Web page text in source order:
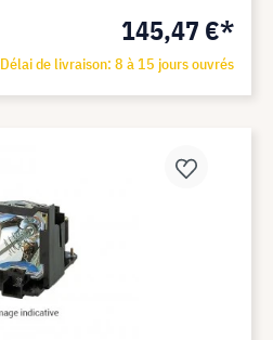
145,47 €*
Délai de livraison: 8 à 15 jours ouvrés